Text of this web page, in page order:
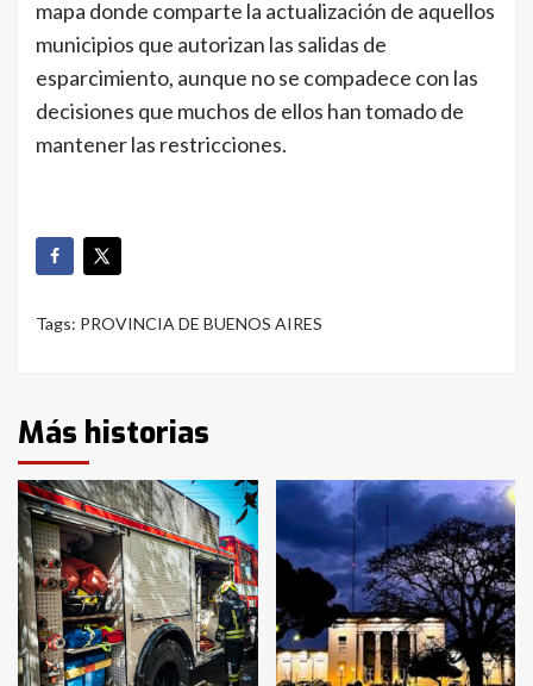
mapa donde comparte la actualización de aquellos
municipios que autorizan las salidas de
esparcimiento, aunque no se compadece con las
decisiones que muchos de ellos han tomado de
mantener las restricciones.
Tags: PROVINCIA DE BUENOS AIRES
Más historias